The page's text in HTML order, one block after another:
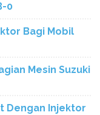
0
Bagi Mobil
Mesin Suzuki
Dengan Injektor